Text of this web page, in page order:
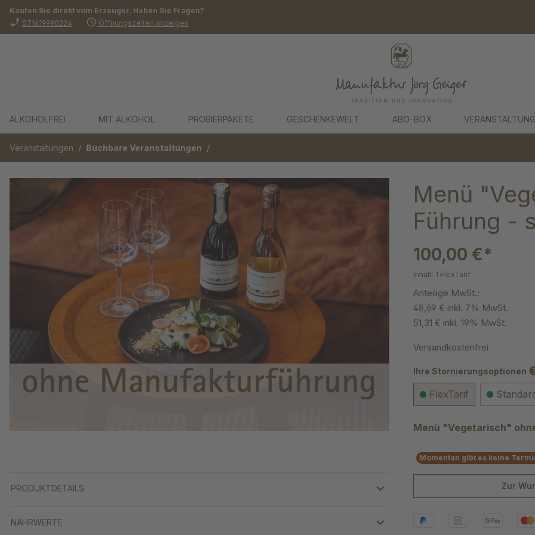
Zur Hauptnavigation springen
Kaufen Sie direkt vom Erzeuger. Haben Sie Fragen?
phone_enabled 071619990224 schedule Öffnungszeiten anzeigen
ALKOHOLFREI MIT ALKOHOL PROBIERPAKETE GESCHENKEWELT ABO-BOX
Veranstaltungen / Buchbare Veranstaltungen /
PRODUKTDETAILS
NÄHRWERTE
Menü
Führung -
100,00 €*
Inhalt: 1 FlexTarif
Anteilige MwSt.:
48,69 € inkl. 7% MwSt.
51,31 € inkl. 19% MwSt.
Versandkostenfrei
Ihre Stornierungsoptionen
FlexTarif
Menü "Vegetarisch"
Momentan gibt es keine
Zur